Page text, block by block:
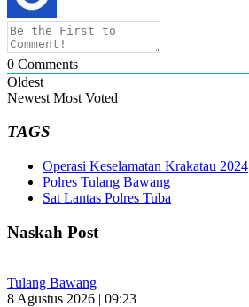
0 Comments
Oldest
Newest Most Voted
TAGS
Operasi Keselamatan Krakatau 2024
Polres Tulang Bawang
Sat Lantas Polres Tuba
Naskah Post
Tulang Bawang
8 Agustus 2026 | 09:23